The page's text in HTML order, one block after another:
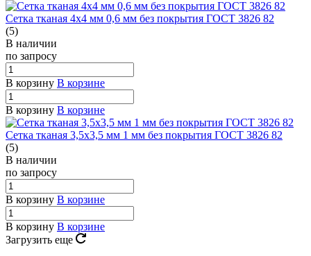
Сетка тканая 4х4 мм 0,6 мм без покрытия ГОСТ 3826 82
(5)
В наличии
по запросу
В корзину В корзине
В корзину В корзине
Сетка тканая 3,5х3,5 мм 1 мм без покрытия ГОСТ 3826 82
(5)
В наличии
по запросу
В корзину В корзине
В корзину В корзине
Загрузить еще